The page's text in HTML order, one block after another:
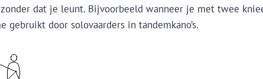
dat je leunt. Bijvoorbeeld wanneer je met twee
gebruikt door solovaarders in tandemkano’s.